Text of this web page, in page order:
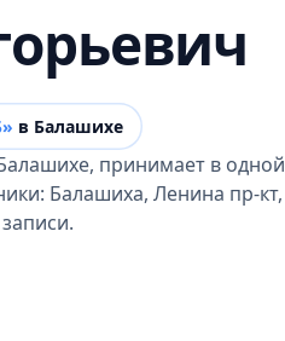
в Балашихе
принимает в одной
Балашиха, Ленина пр-кт,